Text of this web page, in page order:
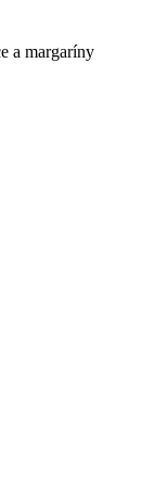
a margaríny